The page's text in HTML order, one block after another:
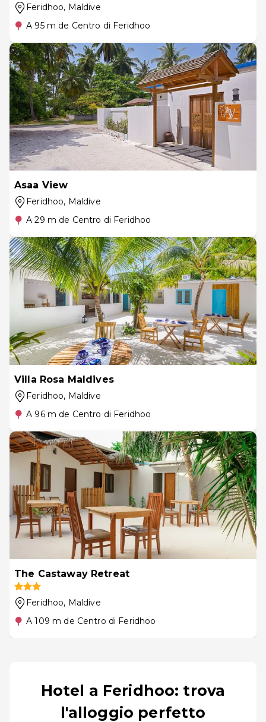
Feridhoo, Maldive
A 95 m de Centro di Feridhoo
Asaa View
Feridhoo, Maldive
A 29 m de Centro di Feridhoo
Villa Rosa Maldives
Feridhoo, Maldive
A 96 m de Centro di Feridhoo
The Castaway Retreat
Feridhoo, Maldive
A 109 m de Centro di Feridhoo
Hotel a Feridhoo: trova
l'alloggio perfetto